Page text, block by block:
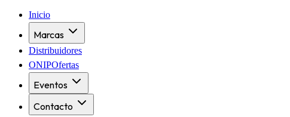
Inicio
Marcas
Distribuidores
ONIPOfertas
Eventos
Contacto